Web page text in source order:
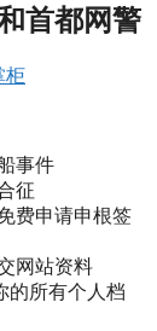
首都网警
柜
事件
征
费申请申根签
网站资料
的所有个人档